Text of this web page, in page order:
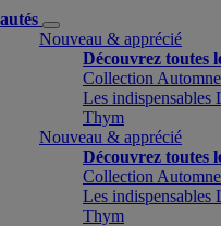
Nouveau & apprécié
Découvrez toutes
Collection Automne
Les indispensables
Thym
Nouveau & apprécié
Découvrez toutes
Collection Automne
Les indispensables
Thym